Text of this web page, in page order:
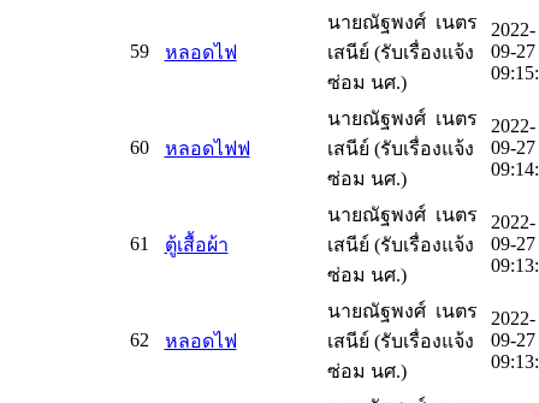
59 หลอดไฟ
นายณัฐพงศ์ เนตร
เสนีย์ (รับเรื่องแจ้ง
ซ่อม นศ.)
2022-
09-27
60 หลอดไฟฟ
นายณัฐพงศ์ เนตร
เสนีย์ (รับเรื่องแจ้ง
ซ่อม นศ.)
2022-
09-27
61 ตู้เสื้อผ้า
นายณัฐพงศ์ เนตร
เสนีย์ (รับเรื่องแจ้ง
ซ่อม นศ.)
2022-
09-27
62 หลอดไฟ
นายณัฐพงศ์ เนตร
เสนีย์ (รับเรื่องแจ้ง
ซ่อม นศ.)
2022-
09-27